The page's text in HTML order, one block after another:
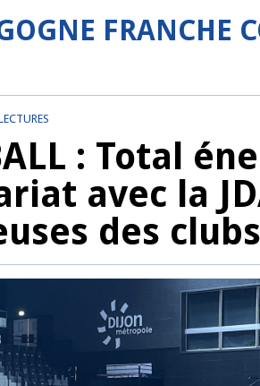
FRANCHE
: Total
avec la
des